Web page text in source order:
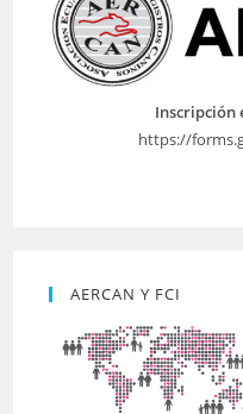
Inscripción
https://
AERCAN Y FCI